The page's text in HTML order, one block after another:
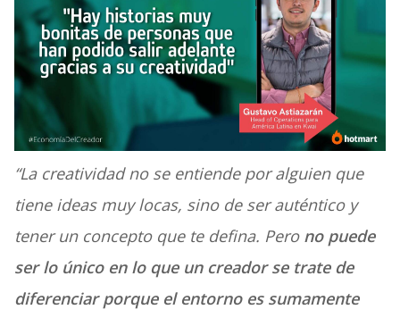
“La creatividad no se entiende por alguien que
tiene ideas muy locas, sino de ser auténtico y
tener un concepto que te defina. Pero no puede
ser lo único en lo que un creador se trate de
diferenciar porque el entorno es sumamente